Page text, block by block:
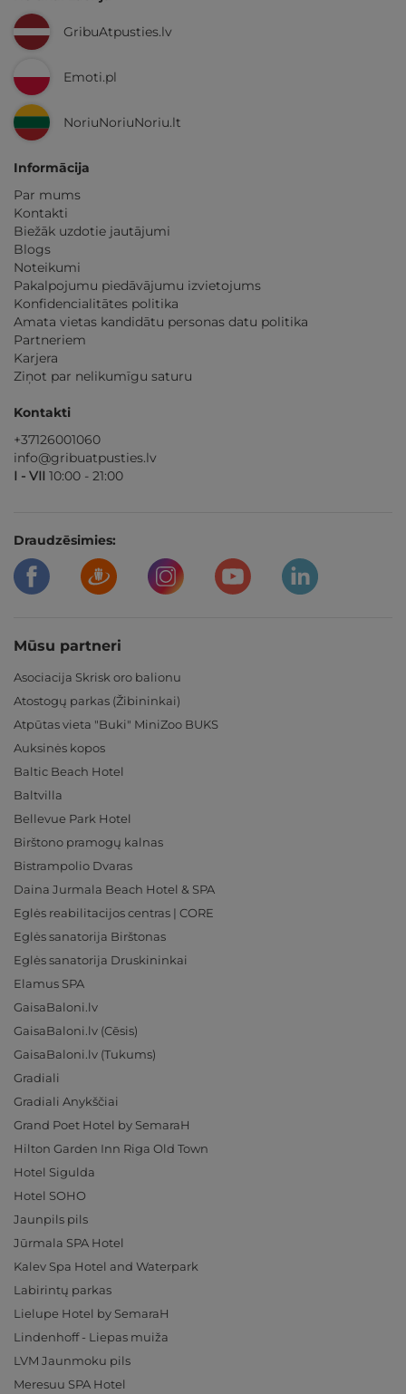
GribuAtpusties.lv
Emoti.pl
NoriuNoriuNoriu.lt
Informācija
Par mums
Kontakti
Biežāk uzdotie jautājumi
Blogs
Noteikumi
Pakalpojumu piedāvājumu izvietojums
Konfidencialitātes politika
Amata vietas kandidātu personas datu politika
Partneriem
Karjera
Ziņot par nelikumīgu saturu
Kontakti
+37126001060
info@gribuatpusties.lv
I - VII 10:00 - 21:00
Draudzēsimies:
Mūsu partneri
Asociacija Skrisk oro balionu
Atostogų parkas (Žibininkai)
Atpūtas vieta "Buki" MiniZoo BUKS
Auksinės kopos
Baltic Beach Hotel
Baltvilla
Bellevue Park Hotel
Birštono pramogų kalnas
Bistrampolio Dvaras
Daina Jurmala Beach Hotel & SPA
Eglės reabilitacijos centras | CORE
Eglės sanatorija Birštonas
Eglės sanatorija Druskininkai
Elamus SPA
GaisaBaloni.lv
GaisaBaloni.lv (Cēsis)
GaisaBaloni.lv (Tukums)
Gradiali
Gradiali Anykščiai
Grand Poet Hotel by SemaraH
Hilton Garden Inn Riga Old Town
Hotel Sigulda
Hotel SOHO
Jaunpils pils
Jūrmala SPA Hotel
Kalev Spa Hotel and Waterpark
Labirintų parkas
Lielupe Hotel by SemaraH
Lindenhoff - Liepas muiža
LVM Jaunmoku pils
Meresuu SPA Hotel